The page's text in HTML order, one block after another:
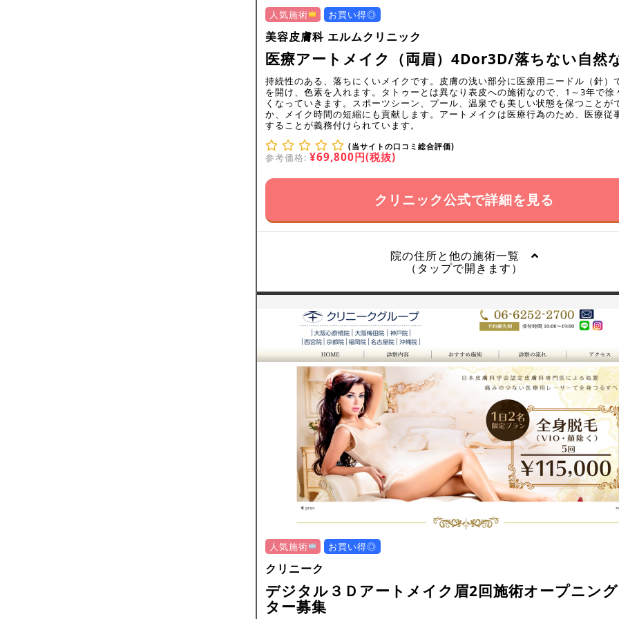
人気施術 お買い得◎
美容皮膚科 エルムクリニック
医療アートメイク（両眉）4Dor3D/落ちない自然
持続性のある、落ちにくいメイクです。皮膚の浅い部分に医療用ニードル（針）
を開け、色素を入れます。タトゥーとは異なり表皮への施術なので、1～3年で徐
くなっていきます。スポーツシーン、プール、温泉でも美しい状態を保つことが
か、メイク時間の短縮にも貢献します。アートメイクは医療行為のため、医療従
することが義務付けられています。
(当サイトの口コミ総合評価)
参考価格: ¥69,800円(税抜)
クリニック公式で詳細を見る
院の住所と他の施術一覧
（タップで開きます）
人気施術 お買い得◎
クリニーク
デジタル３Ｄアートメイク眉2回施術オープニン
ター募集